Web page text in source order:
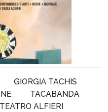
GIORGIA TACHIS
TACABANDA
TEATRO ALFIERI